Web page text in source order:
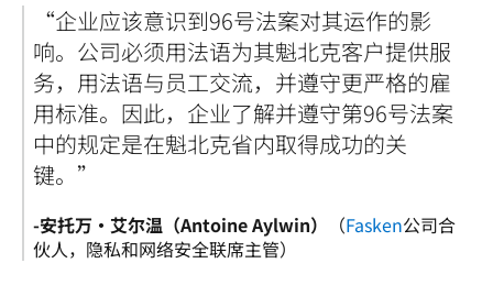
“企业应该意识到96号法案对其运作的影
响。公司必须用法语为其魁北克客户提供服
务，用法语与员工交流，并遵守更严格的雇
用标准。因此，企业了解并遵守第96号法案
中的规定是在魁北克省内取得成功的关
键。”
-安托万·艾尔温（Antoine Aylwin） （Fasken公司合
伙人，隐私和网络安全联席主管）